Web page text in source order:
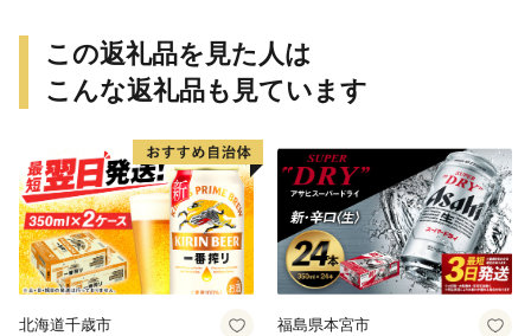
この返礼品を見た人は
こんな返礼品も見ています
北海道千歳市 福島県本宮市